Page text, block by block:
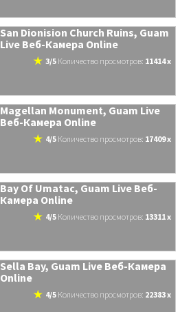
San Dionision Church Ruins, Guam
Live Веб-Камера Online
3/5 количество просмотров: 11414 x
Magellan Monument, Guam Live
Веб-Камера Online
4/5 количество просмотров: 17409 x
Bay Of Umatac, Guam Live Веб-
Камера Online
4/5 количество просмотров: 13311 x
Sella Bay, Guam Live Веб-Камера
Online
4/5 количество просмотров: 22383 x